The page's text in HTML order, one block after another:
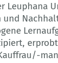
Leuphana